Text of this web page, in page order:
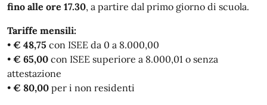
fino alle ore 17.30, a partire dal primo giorno di scuola.
Tariffe mensili:
• € 48,75 con ISEE da 0 a 8.000,00
• € 65,00 con ISEE superiore a 8.000,01 o senza
attestazione
• € 80,00 per i non residenti